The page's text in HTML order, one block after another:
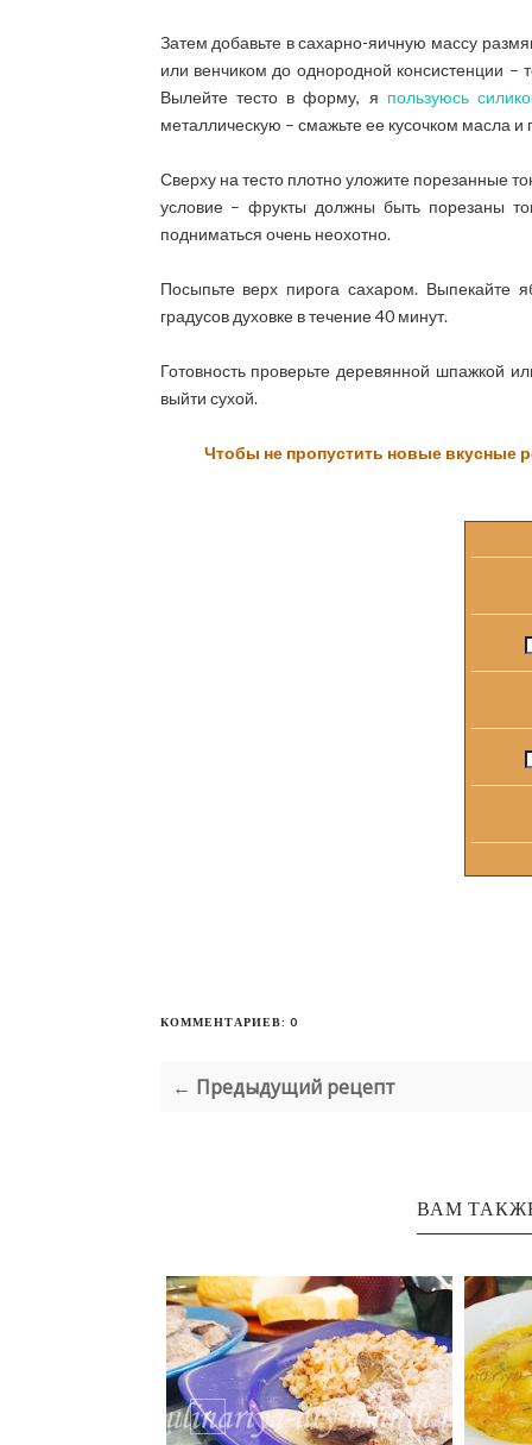
Затем добавьте в сахарно-яичную массу
или венчиком до однородной консистенции –
Вылейте тесто в форму, я пользуюсь
металлическую – смажьте ее кусочком масла и
Сверху на тесто плотно уложите порезанные
условие – фрукты должны быть порезаны
подниматься очень неохотно.
Посыпьте верх пирога сахаром. Выпекайте
градусов духовке в течение 40 минут.
Готовность проверьте деревянной шпажкой
выйти сухой.
Чтобы не пропустить новые вкусные
КОММЕНТАРИЕВ: 0
← Предыдущий рецепт
ВАМ